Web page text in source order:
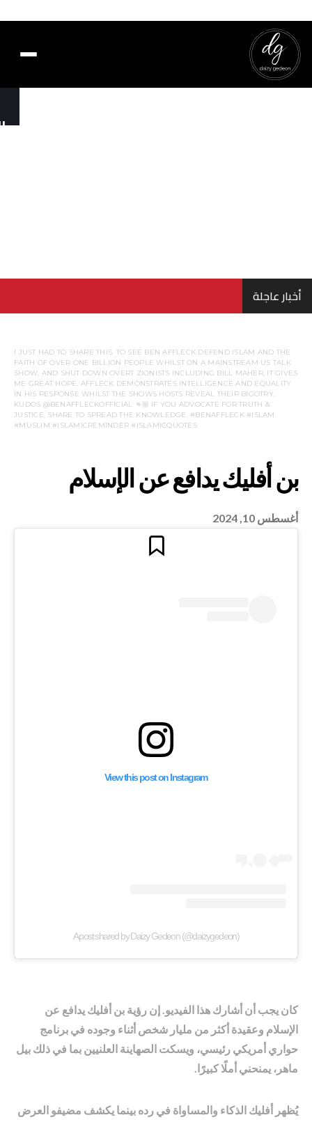
I JUST HAD TO SHARE THIS. TO SEE BEN AFFLECK DEFEND ISLAM AND THE
FAITH OF OVER ONE BILLION PEOPLE WHILST ON A MAINSTREAM US TALK
SHOW, AND SHUT DOWN OVERT ZIONISTS INCLUDING BILL MAHER, IT GIVES
ME GREAT HOPE. AFFLECK DEMONSTRATES INTELLIGENCE AND EQUALITY
IN HIS RESPONSE WHILST THE SHOWS HOSTS REVEAL THEIR BIGOTRY.
KUDOS @BENAFFLECKOFFICIAL 👊🏼 IF YOU ADVOCATE FOR TRUTH &
JUSTICE, SHARE TO SPREAD THE KNOWLEDGE. #BENAFFLECK #ISLAM
#MUSLIM #ISLAMICREMINDER #ISLAMICQUOTES
أغسطس 10, 2024
View this post on Instagram
A post shared by Daizy Gedeon (@daizygedeon)
كان يجب أن أشارك هذا الفيديو. إن رؤية بن أفليك يدافع عن
الإسلام وعقيدة أكثر من مليار شخص أثناء وجوده في برنامج
حواري أمريكي رئيسي، ويسكت الصهاينة العلنيين بما في ذلك بيل
ماهر، يمنحني أملًا كبيرًا.
يُظهر أفليك الذكاء والمساواة في رده بينما يكشف مضيفو العرض